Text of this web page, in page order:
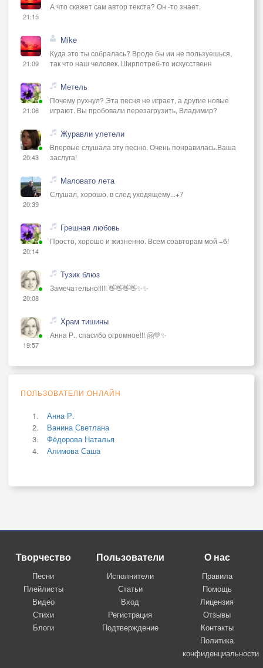
21:15
А что скажет сам автор текста? Он -то знает.
21:09
Mike
Куда это ты собралась? Вроде бы ии не пользуешься,
так что наш человек. Ширпотреб-то искусственн
21:06
Метель
Почему рухнул? Эта песня не играет, а другие новые
играют. Вы пробовали перезагрузить, Владимир?
20:43
Журавли улетели
Впервые слушала эту песню. Очень понравилась.Ваша
заслуга!
20:39
Маловато лета
Слушал, хорошо, в след уходящему...+7
20:14
Грешная любовь
Просто, хорошо и жизненно. Всем соавторам мой +6!
20:08
Тузик блюз
Замечательно!!!!! 👋👋👋👋✨✨
19:57
Храм тишины
Анна Р., спасибо огромное!!! 🤗💛✨
ПОЛЬЗОВАТЕЛИ ОНЛАЙН
Анна Р.
Ванина Светлана
Фёдорова Наталья
Алимова Саша
Творчество
Песни
Плейлисты
Видео
Стихи
Блоги
Пользователи
Исполнители
Статьи
Вход
Регистрация
Подтверждение
О нас
Правила
Помощь
Лицензия
Отзывы
Контакты
Политика
конфиденциальности